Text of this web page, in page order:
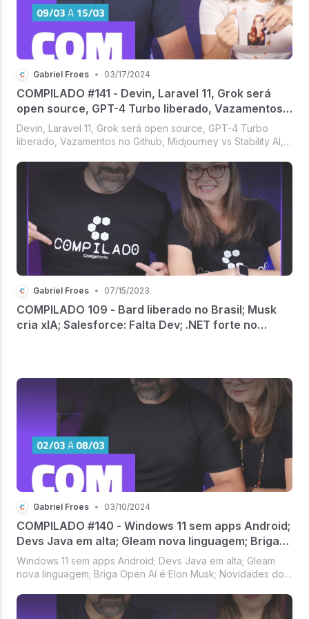
Gabriel Froes • 03/17/2024
COMPILADO #141 - Devin, Laravel 11, Grok será
open source, GPT-4 Turbo liberado, Vazamentos
no Github, Midjourney vs Stability
Devin, Laravel 11, Grok será open source, GPT-4 Turbo
liberado, Vazamentos no Github, Midjourney vs Stability AI,
Gabriel Froes • 07/15/2023
COMPILADO 109 - Bard liberado no Brasil; Musk
cria xIA; Salesforce: Falta Dev; .NET forte no
Gabriel Froes • 03/10/2024
COMPILADO #140 - Windows 11 sem apps Android;
Devs Java em alta; Gleam nova linguagem; Briga
OpenAI e Elon Musk; Novidades do TS
Windows 11 sem apps Android; Devs Java em alta; Gleam
nova linguagem; Briga Open Aí é Elon Musk; Novidades do